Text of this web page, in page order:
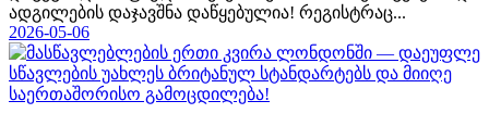
ადგილების დაჯავშნა დაწყებულია! რეგისტრაც...
2026-05-06